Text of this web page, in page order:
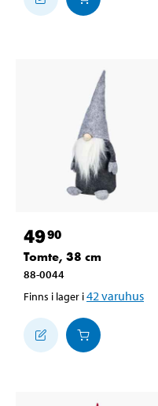
4990
Tomte, 38 cm
88-0044
Finns i lager i42 varuhus